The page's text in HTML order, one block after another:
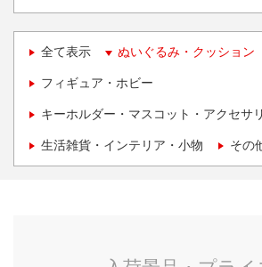
全て表示 ぬいぐるみ・クッション
フィギュア・ホビー
キーホルダー・マスコット・アクセサ
生活雑貨・インテリア・小物 その